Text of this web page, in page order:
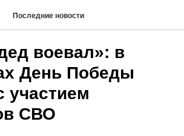
Последние новости
воевал»: в
День Победы
участием
СВО